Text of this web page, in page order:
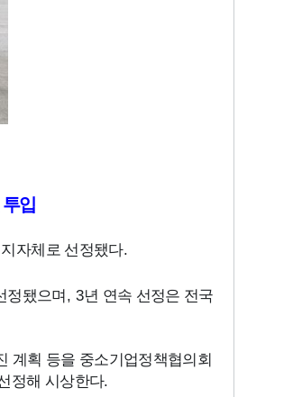
입
자체로 선정됐다.
정됐으며 , 3년 연속 선정은 전국
계획 등을 중소기업정책협의회
정해 시상한다.